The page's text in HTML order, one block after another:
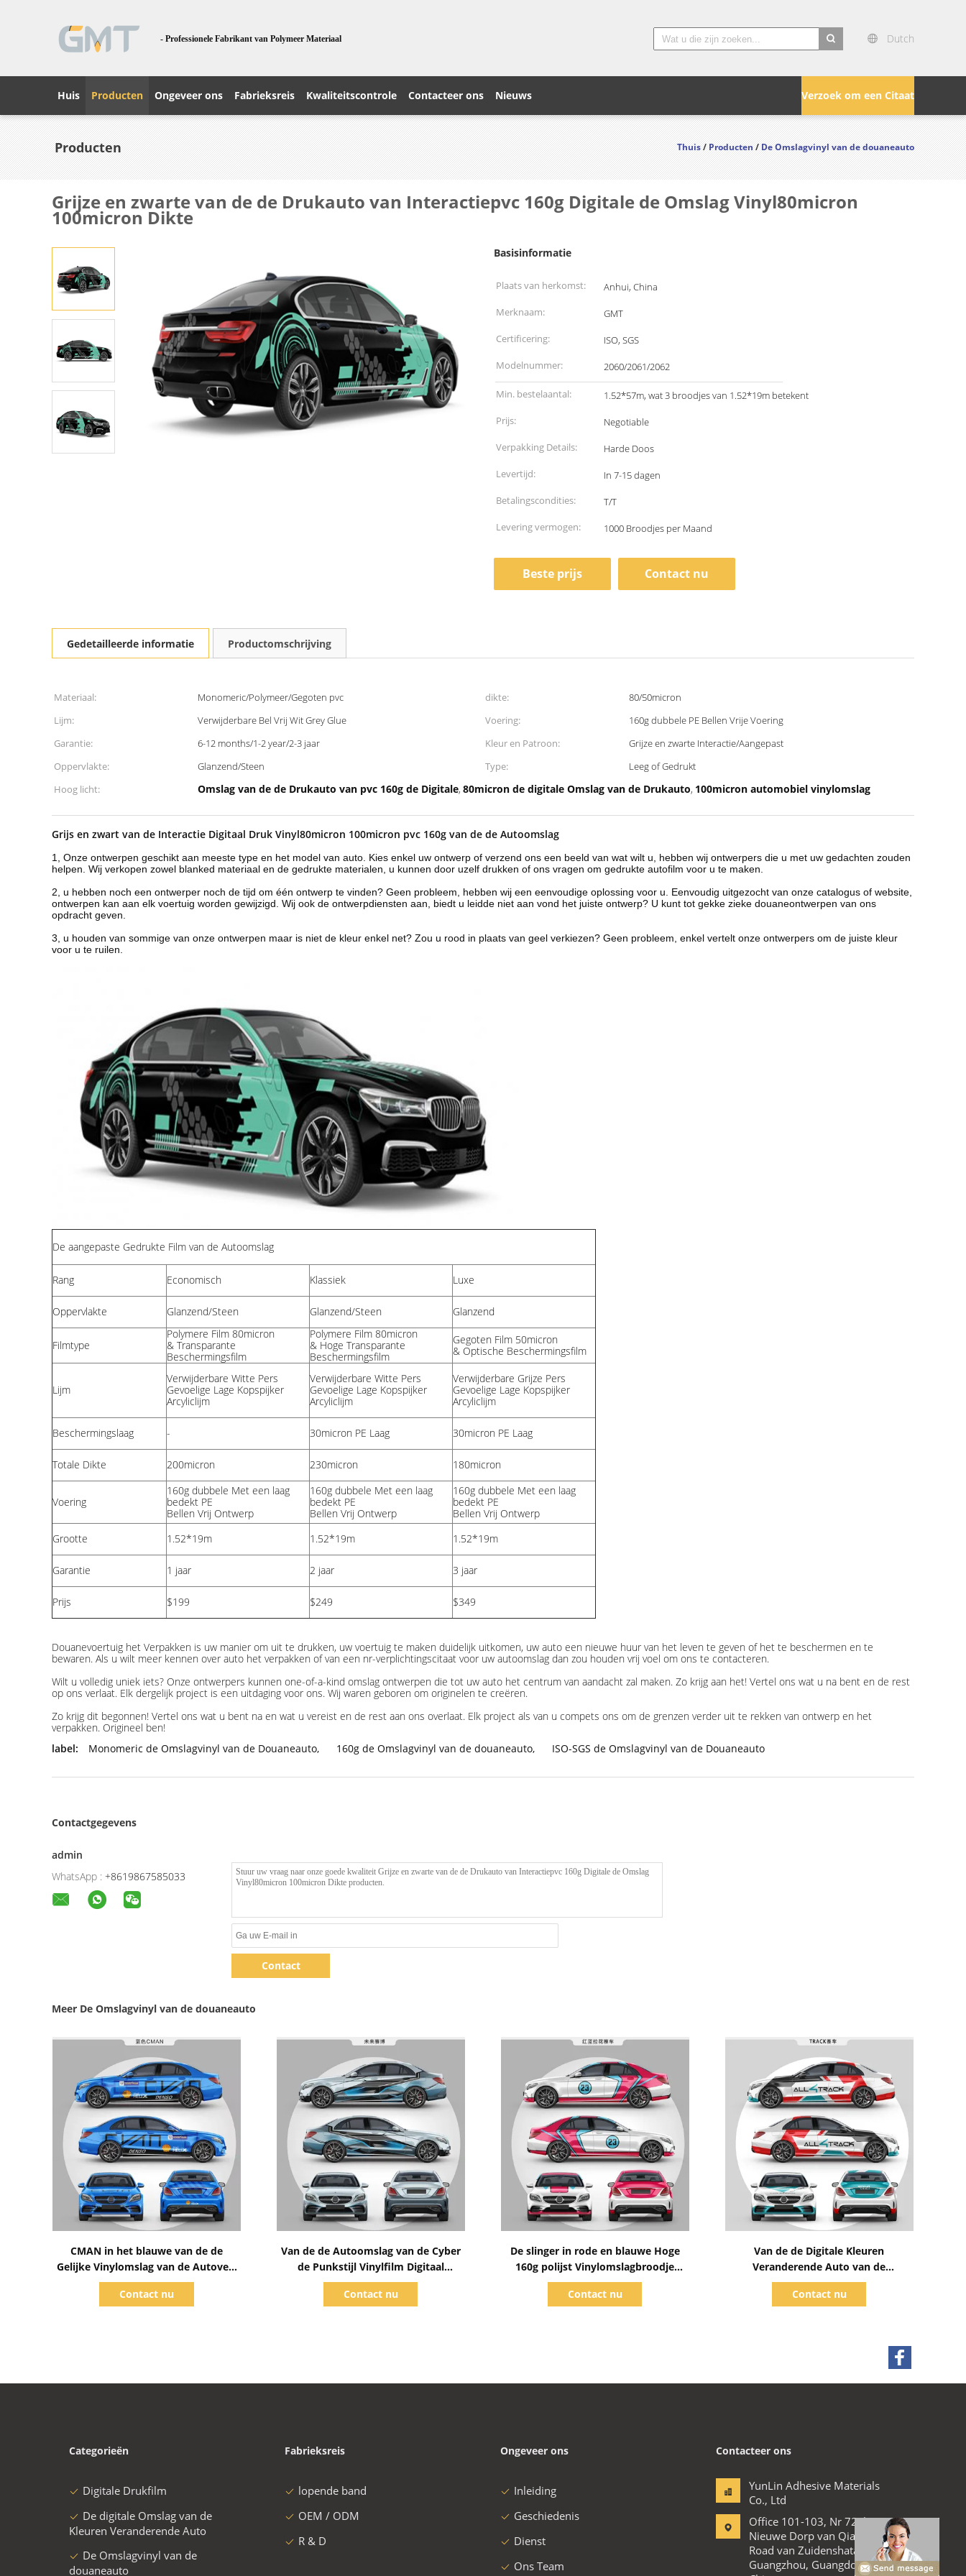
- Professionele Fabrikant van Polymeer Materiaal Dutch
Verzoek om een Citaat
Huis Producten Ongeveer ons Fabrieksreis Kwaliteitscontrole Contacteer ons Nieuws
Producten Thuis/Producten/De Omslagvinyl van de douaneauto
Grijze en zwarte van de de Drukauto van Interactiepvc 160g Digitale de Omslag Vinyl80micron
100micron Dikte
Basisinformatie
Plaats van herkomst:
Anhui, China
Merknaam:
GMT
Certificering:
ISO, SGS
Modelnummer:
2060/2061/2062
Min. bestelaantal:
1.52*57m, wat 3 broodjes van 1.52*19m betekent
Prijs:
Negotiable
Verpakking Details:
Harde Doos
Levertijd:
In 7-15 dagen
Betalingscondities:
T/T
Levering vermogen:
1000 Broodjes per Maand
Beste prijs Contact nu
Gedetailleerde informatie Productomschrijving
Materiaal: Monomeric/Polymeer/Gegoten pvc dikte:
80/50micron
Lijm:
Verwijderbare Bel Vrij Wit Grey Glue Voering:
160g dubbele PE Bellen Vrije Voering
Garantie:
6-12 months/1-2 year/2-3 jaar Kleur en Patroon:
Grijze en zwarte Interactie/Aangepast
Oppervlakte:
Glanzend/Steen Type:
Leeg of Gedrukt
Hoog licht:
Omslag van de de Drukauto van pvc 160g de Digitale, 80micron de digitale Omslag van de Drukauto, 100micron automobiel vinylomslag
Grijs en zwart van de Interactie Digitaal Druk Vinyl80micron 100micron pvc 160g van de de Autoomslag
1, Onze ontwerpen geschikt aan meeste type en het model van auto. Kies enkel uw ontwerp of verzend ons een beeld van wat wilt u, hebben wij ontwerpers die u met uw gedachten zouden
helpen. Wij verkopen zowel blanked materiaal en de gedrukte materialen, u kunnen door uzelf drukken of ons vragen om gedrukte autofilm voor u te maken.
2, u hebben noch een ontwerper noch de tijd om één ontwerp te vinden? Geen probleem, hebben wij een eenvoudige oplossing voor u. Eenvoudig uitgezocht van onze catalogus of website,
ontwerpen kan aan elk voertuig worden gewijzigd. Wij ook de ontwerpdiensten aan, biedt u leidde niet aan vond het juiste ontwerp? U kunt tot gekke zieke douaneontwerpen van ons
opdracht geven.
3, u houden van sommige van onze ontwerpen maar is niet de kleur enkel net? Zou u rood in plaats van geel verkiezen? Geen probleem, enkel vertelt onze ontwerpers om de juiste kleur
voor u te ruilen.
De aangepaste Gedrukte Film van de Autoomslag
Rang Economisch Klassiek Luxe
Oppervlakte Glanzend/Steen Glanzend/Steen Glanzend
Filmtype
Polymere Film 80micron
& Transparante
Beschermingsfilm
Polymere Film 80micron
& Hoge Transparante
Beschermingsfilm
Gegoten Film 50micron
& Optische Beschermingsfilm
Lijm
Verwijderbare Witte Pers
Gevoelige Lage Kopspijker
Arcyliclijm
Verwijderbare Witte Pers
Gevoelige Lage Kopspijker
Arcyliclijm
Verwijderbare Grijze Pers
Gevoelige Lage Kopspijker
Arcyliclijm
Beschermingslaag - 30micron PE Laag 30micron PE Laag
Totale Dikte 200micron 230micron 180micron
Voering
160g dubbele Met een laag
bedekt PE
Bellen Vrij Ontwerp
160g dubbele Met een laag
bedekt PE
Bellen Vrij Ontwerp
160g dubbele Met een laag
bedekt PE
Bellen Vrij Ontwerp
Grootte
1.52*19m 1.52*19m 1.52*19m
Garantie 1 jaar 2 jaar 3 jaar
Prijs $199 $249 $349
Douanevoertuig het Verpakken is uw manier om uit te drukken, uw voertuig te maken duidelijk uitkomen, uw auto een nieuwe huur van het leven te geven of het te beschermen en te
bewaren. Als u wilt meer kennen over auto het verpakken of van een nr-verplichtingscitaat voor uw autoomslag dan zou houden vrij voel om ons te contacteren.
Wilt u volledig uniek iets? Onze ontwerpers kunnen one-of-a-kind omslag ontwerpen die tot uw auto het centrum van aandacht zal maken. Zo krijg aan het! Vertel ons wat u na bent en de rest
op ons verlaat. Elk dergelijk project is een uitdaging voor ons. Wij waren geboren om originelen te creëren.
Zo krijg dit begonnen! Vertel ons wat u bent na en wat u vereist en de rest aan ons overlaat. Elk project als van u compets ons om de grenzen verder uit te rekken van ontwerp en het
verpakken. Origineel ben!
label:
Monomeric de Omslagvinyl van de Douaneauto, 160g de Omslagvinyl van de douaneauto, ISO-SGS de Omslagvinyl van de Douaneauto
Contactgegevens
admin
WhatsApp : +8619867585033
Contact
Meer De Omslagvinyl van de douaneauto
CMAN in het blauwe van de de
Gelijke Vinylomslag van de Autoverf
Helen van pvc Polymere Materiële
Zelf
Contact nu
Van de de Autoomslag van de Cyber
de Punkstijl Vinylfilm Digitaal
Gedrukt Glanzend Matte Surface
Contact nu
De slinger in rode en blauwe Hoge
160g polijst Vinylomslagbroodje
1.52*20m het Vrije Vinyl van de
Groottebel
Contact nu
Van de de Digitale Kleuren
Veranderende Auto van de
AllTrackraceauto Vermeld de Omslag
Verwijderbare SGS
Contact nu
Categorieën
Digitale Drukfilm
De digitale Omslag van de
Kleuren Veranderende Auto
De Omslagvinyl van de
douaneauto
Fabrieksreis
lopende band
OEM / ODM
R & D
Ongeveer ons
Inleiding
Geschiedenis
Dienst
Ons Team
Contacteer ons
YunLin Adhesive Materials
Co., Ltd
Office 101-103, Nr 72, het
Nieuwe Dorp van QiaoLe,
Road van Zuidenshatai,
Guangzhou, Guangdong,